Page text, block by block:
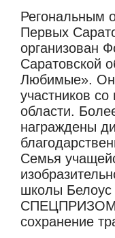
Регональным
Первых
организован
Саратовской
Любимые». Он
участников
области.
награждены
Семья
школы Белоус
СПЕЦПРИЗОМ
сохранение